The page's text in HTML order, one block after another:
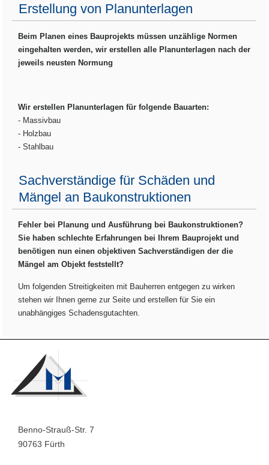
Erstellung von Planunterlagen
Beim Planen eines Bauprojekts müssen unzählige Normen
eingehalten werden, wir erstellen alle Planunterlagen nach der
jeweils neusten Normung
Wir erstellen Planunterlagen für folgende Bauarten:
- Massivbau
- Holzbau
- Stahlbau
Sachverständige für Schäden und
Mängel an Baukonstruktionen
Fehler bei Planung und Ausführung bei Baukonstruktionen?
Sie haben schlechte Erfahrungen bei Ihrem Bauprojekt und
benötigen nun einen objektiven Sachverständigen der die
Mängel am Objekt feststellt?
Um folgenden Streitigkeiten mit Bauherren entgegen zu wirken
stehen wir Ihnen gerne zur Seite und erstellen für Sie ein
unabhängiges Schadensgutachten.
Benno-Strauß-Str. 7
90763 Fürth